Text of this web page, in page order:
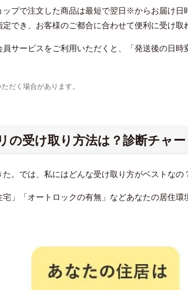
プで注文した商品は最短で翌日※からお届け
でき、お客様のご都合に合わせて便利に受け取
サービスをご利用いただくと、「発送後の日
だく場合があります。
の受け取り方法は？診断チャー
た。では、私にはどんな受け取り方がベストなの
」「オートロックの有無」などあなたの居住